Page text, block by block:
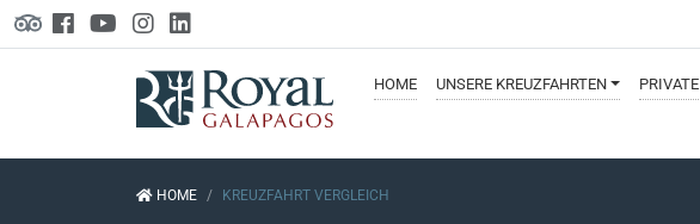
HOME UNSERE KREUZFAHRTEN PRIVATE
HOME KREUZFAHRT VERGLEICH